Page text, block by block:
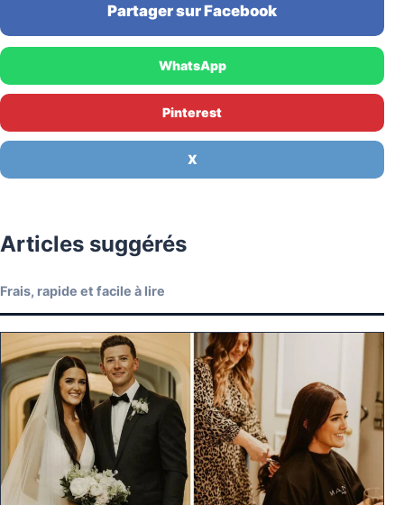
Partager sur Facebook
WhatsApp
Pinterest
X
Articles suggérés
Frais, rapide et facile à lire